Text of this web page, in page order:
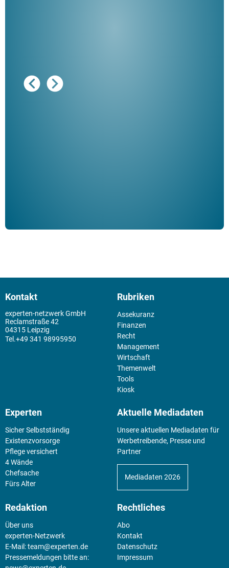
Kontakt
experten-netzwerk GmbH
Reclamstraße 42
04315 Leipzig
+49 341 98995950
Rubriken
Assekuranz
Finanzen
Recht
Management
Wirtschaft
Themenwelt
Tools
Kiosk
Experten
Sicher Selbstständig
Existenz­vorsorge
Pflege versichert
4 Wände
Chefsache
Fürs Alter
Aktuelle Mediadaten
Unsere aktuellen Mediadaten für
Werbetreibende, Presse und
Partner
Mediadaten 2026
Redaktion
Über uns
experten-Netzwerk
E-Mail:team@experten.de
Pressemeldungen bitte an:
Rechtliches
Abo
Kontakt
Datenschutz
Impressum